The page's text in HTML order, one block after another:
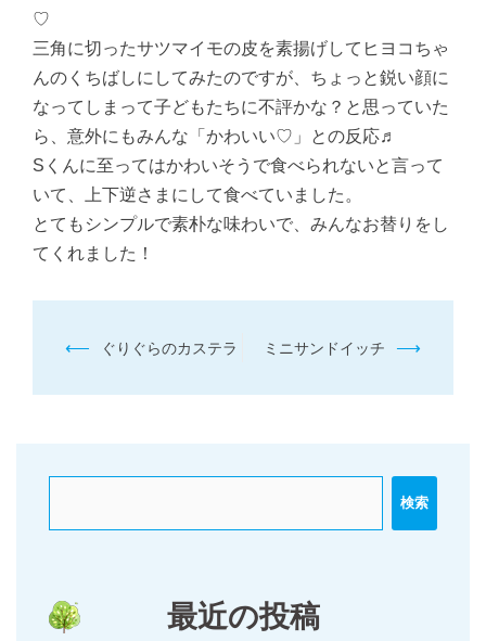
♡
三角に切ったサツマイモの皮を素揚げしてヒヨコちゃ
んのくちばしにしてみたのですが、ちょっと鋭い顔に
なってしまって子どもたちに不評かな？と思っていた
ら、意外にもみんな「かわいい♡」との反応♬
Sくんに至ってはかわいそうで食べられないと言って
いて、上下逆さまにして食べていました。
とてもシンプルで素朴な味わいで、みんなお替りをし
てくれました！
投
ゲ
ン
⟵ ぐりぐらのカステラ ミニサンドイッチ ⟶
検索
最近の投稿